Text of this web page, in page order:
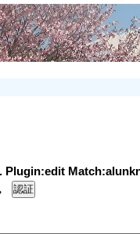
Plugin:edit